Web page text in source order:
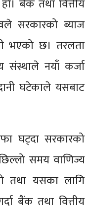
बैंक तथा वित्तीय
सरकारको ब्याज
भएको छ। तरलता
संस्थाले नयाँ कर्जा
घटेकाले यसबाट
घट्दा सरकारको
समय वाणिज्य
तथा यसका लागि
बैंक तथा वित्तीय